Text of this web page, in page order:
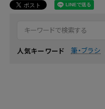
人気キーワード 筆・ブラシ